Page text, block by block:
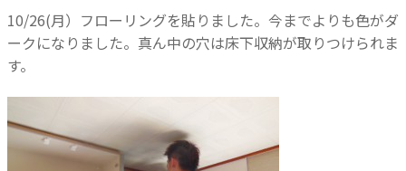
10/26(月）フローリングを貼りました。今までよりも色がダ
ークになりました。真ん中の穴は床下収納が取りつけられま
す。